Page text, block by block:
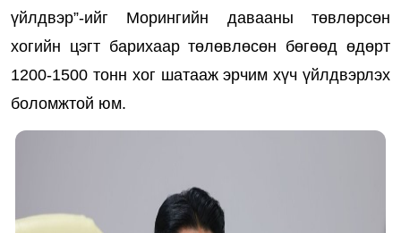
үйлдвэр”-ийг Морингийн давааны төвлөрсөн
хогийн цэгт барихаар төлөвлөсөн бөгөөд өдөрт
1200-1500 тонн хог шатааж эрчим хүч үйлдвэрлэх
боломжтой юм.